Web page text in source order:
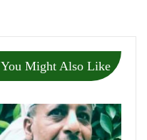
You Might Also Like